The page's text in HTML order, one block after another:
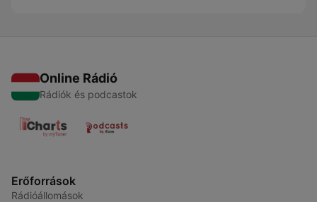
Online Rádió
Rádiók és podcastok
Erőforrások
Rádióállomások